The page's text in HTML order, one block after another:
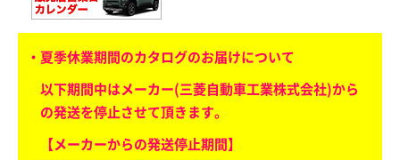
・夏季休業期間のカタログのお届けについて
以下期間中はメーカー(三菱自動車工業株式会社)から
の発送を停止させて頂きます。
【メーカーからの発送停止期間】